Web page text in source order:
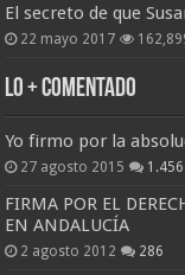
El secreto de que
22 mayo 2017
Lo + Comentado
Yo firmo por la
27 agosto 2015 1.456
FIRMA POR EL
EN ANDALUCÍA
2 agosto 2012 286